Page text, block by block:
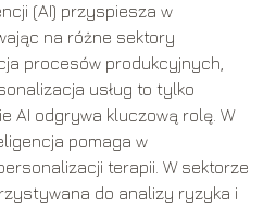
(AI) przyspiesza w
na różne sektory
procesów produkcyjnych,
usług to tylko
AI odgrywa kluczową rolę. W
pomaga w
terapii. W sektorze
do analizy ryzyka i